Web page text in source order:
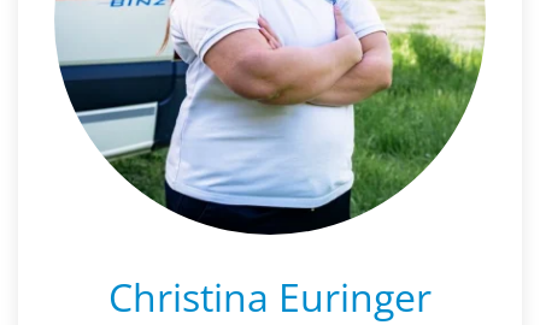
Christina Euringer